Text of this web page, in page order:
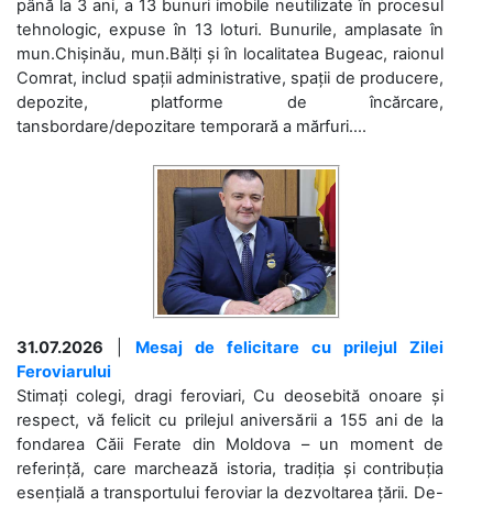
până la 3 ani, a 13 bunuri imobile neutilizate în procesul
tehnologic, expuse în 13 loturi. Bunurile, amplasate în
mun.Chișinău, mun.Bălți și în localitatea Bugeac, raionul
Comrat, includ spații administrative, spații de producere,
depozite, platforme de încărcare,
tansbordare/depozitare temporară a mărfuri....
31.07.2026
Mesaj de felicitare cu prilejul Zilei
Feroviarului
Stimați colegi, dragi feroviari, Cu deosebită onoare și
respect, vă felicit cu prilejul aniversării a 155 ani de la
fondarea Căii Ferate din Moldova – un moment de
referință, care marchează istoria, tradiția și contribuția
esențială a transportului feroviar la dezvoltarea țării. De-